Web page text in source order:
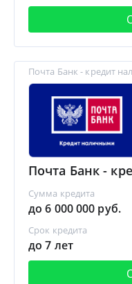
Почта Банк - кредит
Почта Банк -
Сумма кредита
до 6 000 000 руб.
Срок кредита
до 7 лет